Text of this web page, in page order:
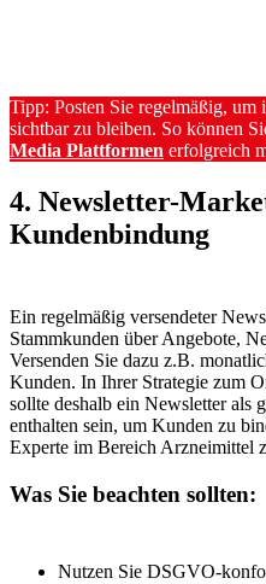
Tipp: Posten Sie regelmäßig,
sichtbar zu bleiben. So können
Media Plattformen erfolgreich
4. Newsletter-
Kundenbindung
Ein regelmäßig versendeter
Stammkunden über Angebote,
Versenden Sie dazu z.B.
Kunden. In Ihrer Strategie zum
sollte deshalb ein Newsletter als
enthalten sein, um Kunden zu
Experte im Bereich Arzneimittel
Was Sie beachten sollten:
Nutzen Sie DSGVO-